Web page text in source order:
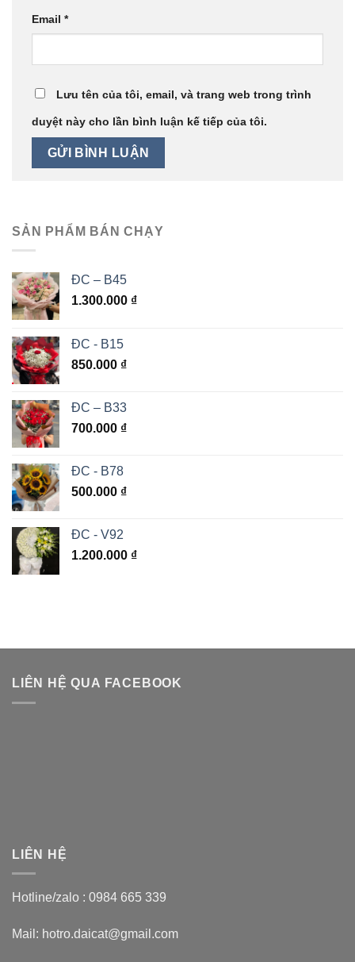
Email *
Lưu tên của tôi, email, và trang web trong trình
duyệt này cho lần bình luận kế tiếp của tôi.
SẢN PHẨM BÁN CHẠY
ĐC – B45
1.300.000 ₫
ĐC - B15
850.000 ₫
ĐC – B33
700.000 ₫
ĐC - B78
500.000 ₫
ĐC - V92
1.200.000 ₫
LIÊN HỆ QUA FACEBOOK
LIÊN HỆ
Hotline/zalo : 0984 665 339
Mail: hotro.daicat@gmail.com